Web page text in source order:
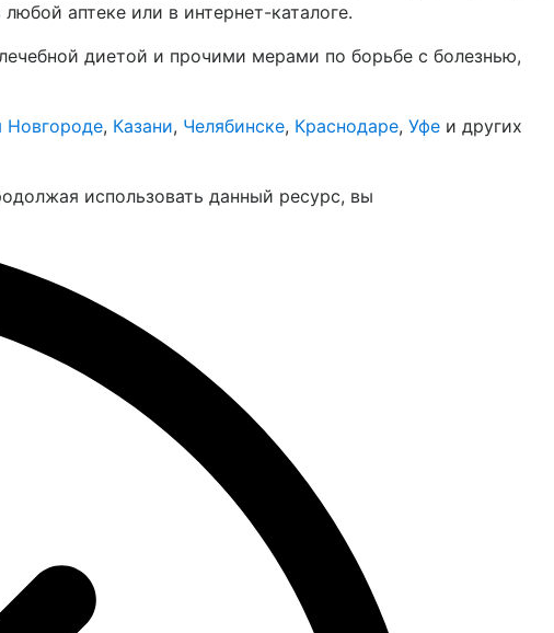
аптеке или в интернет-каталоге.
диетой и прочими мерами по борьбе с болезнью,
, Казани, Челябинске, Краснодаре, Уфе и других
использовать данный ресурс, вы